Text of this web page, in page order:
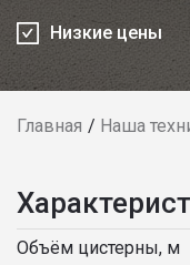
Низкие цены
Главная Наша
Объём цистерны, м